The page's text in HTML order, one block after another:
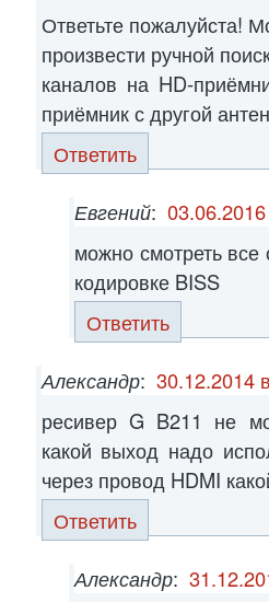
Ответьте пожалуйста!
произвести ручной
каналов на HD-
приёмник с другой
Ответить
Евгений:
можно смотреть все
кодировке BISS
Ответить
Александр: 30.12.2014
ресивер G B211 не
какой выход надо
через провод HDMI
Ответить
Александр: